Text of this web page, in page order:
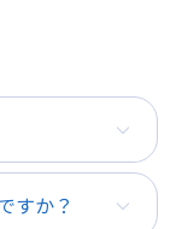
すか？